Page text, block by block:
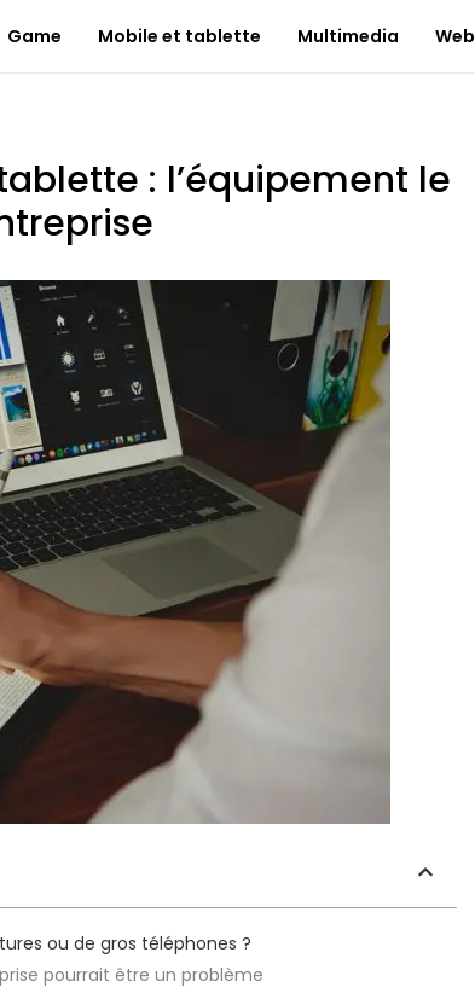
Game Mobile et tablette Multimedia Web
: l’équipement le
ou de gros téléphones ?
pourrait être un problème